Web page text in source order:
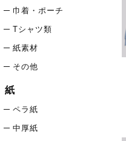
巾着・ポーチ
Tシャツ類
紙素材
その他
紙
ペラ紙
中厚紙